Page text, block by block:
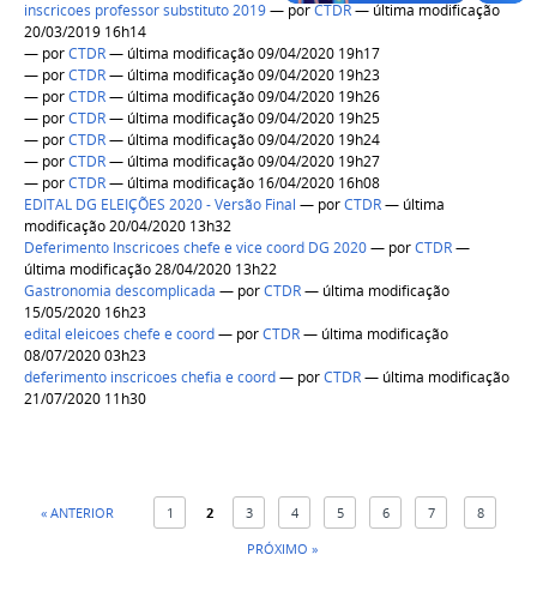
inscricoes professor substituto 2019— porCTDR— última modificação
20/03/2019 16h14
— porCTDR— última modificação 09/04/2020 19h17
— porCTDR— última modificação 09/04/2020 19h23
— porCTDR— última modificação 09/04/2020 19h26
— porCTDR— última modificação 09/04/2020 19h25
— porCTDR— última modificação 09/04/2020 19h24
— porCTDR— última modificação 09/04/2020 19h27
— porCTDR— última modificação 16/04/2020 16h08
EDITAL DG ELEIÇÕES 2020 - Versão Final — porCTDR— última
modificação 20/04/2020 13h32
Deferimento Inscricoes chefe e vice coord DG 2020— porCTDR—
última modificação 28/04/2020 13h22
Gastronomia descomplicada — porCTDR— última modificação
15/05/2020 16h23
edital eleicoes chefe e coord— porCTDR— última modificação
08/07/2020 03h23
deferimento inscricoes chefia e coord— porCTDR— última modificação
21/07/2020 11h30
« ANTERIOR 1 2 3 4 5 6 7
8
PRÓXIMO »